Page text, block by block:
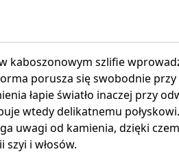
kaboszonowym szlifie
porusza się swobodnie
łapie światło inaczej przy
wtedy delikatnemu
uwagi od kamienia, dzięki
szyi i włosów.